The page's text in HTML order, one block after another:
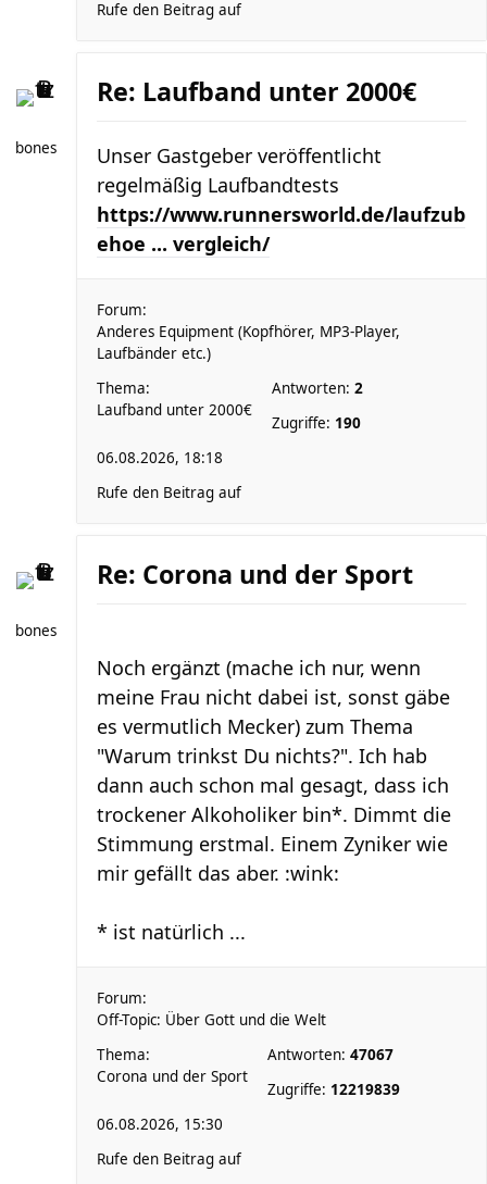
Rufe den Beitrag auf
bones
Re: Laufband unter 2000€
Unser Gastgeber veröffentlicht
regelmäßig Laufbandtests
https://www.runnersworld.de/laufzub
ehoe ... vergleich/
Forum:
Anderes Equipment (Kopfhörer, MP3-Player,
Laufbänder etc.)
Thema:
Laufband unter 2000€
Antworten: 2
Zugriffe: 190
06.08.2026, 18:18
Rufe den Beitrag auf
bones
Re: Corona und der Sport
Noch ergänzt (mache ich nur, wenn
meine Frau nicht dabei ist, sonst gäbe
es vermutlich Mecker) zum Thema
"Warum trinkst Du nichts?". Ich hab
dann auch schon mal gesagt, dass ich
trockener Alkoholiker bin*. Dimmt die
Stimmung erstmal. Einem Zyniker wie
mir gefällt das aber. :wink:
* ist natürlich ...
Forum:
Off-Topic: Über Gott und die Welt
Thema:
Corona und der Sport
Antworten: 47067
Zugriffe: 12219839
06.08.2026, 15:30
Rufe den Beitrag auf